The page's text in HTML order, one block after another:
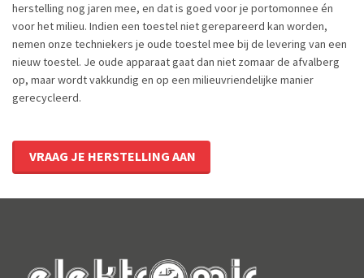
herstelling nog jaren mee, en dat is goed voor je portomonnee én
voor het milieu. Indien een toestel niet gerepareerd kan worden,
nemen onze techniekers je oude toestel mee bij de levering van een
nieuw toestel. Je oude apparaat gaat dan niet zomaar de afvalberg
op, maar wordt vakkundig en op een milieuvriendelijke manier
gerecycleerd.
VRAAG JE HERSTELLING AAN